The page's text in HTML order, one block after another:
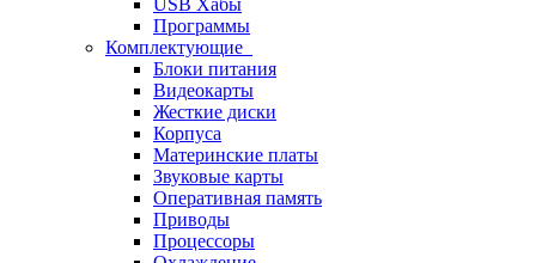
USB Хабы
Программы
Комплектующие
Блоки питания
Видеокарты
Жесткие диски
Корпуса
Материнские платы
Звуковые карты
Оперативная память
Приводы
Процессоры